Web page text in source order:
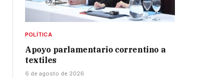
POLÍTICA
Apoyo parlamentario correntino a
textiles
6 de agosto de 2026